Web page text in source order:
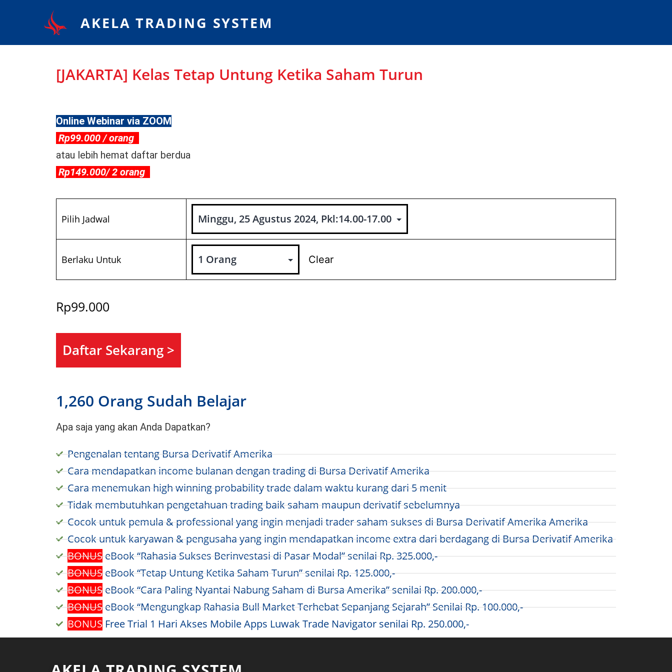
AKELA TRADING SYSTEM
[JAKARTA] Kelas Tetap Untung Ketika Saham Turun
Online Webinar via ZOOM
Rp99.000 / orang
atau lebih hemat daftar berdua
Rp149.000/ 2 orang
Pilih Jadwal
Berlaku Untuk Clear
Rp99.000
Daftar Sekarang >
1,260 Orang Sudah Belajar
Apa saja yang akan Anda Dapatkan?
Pengenalan tentang Bursa Derivatif Amerika
Cara mendapatkan income bulanan dengan trading di Bursa Derivatif Amerika
Cara menemukan high winning probability trade dalam waktu kurang dari 5 menit
Tidak membutuhkan pengetahuan trading baik saham maupun derivatif sebelumnya
Cocok untuk pemula & professional yang ingin menjadi trader saham sukses di Bursa Derivatif Amerika Amerika
Cocok untuk karyawan & pengusaha yang ingin mendapatkan income extra dari berdagang di Bursa Derivatif Amerika
BONUSeBook “Rahasia Sukses Berinvestasi di Pasar Modal” senilai Rp. 325.000,-
BONUSeBook “Tetap Untung Ketika Saham Turun” senilai Rp. 125.000,-
BONUSeBook “Cara Paling Nyantai Nabung Saham di Bursa Amerika” senilai Rp. 200.000,-
BONUSeBook “Mengungkap Rahasia Bull Market Terhebat Sepanjang Sejarah” Senilai Rp. 100.000,-
BONUS Free Trial 1 Hari Akses Mobile Apps Luwak Trade Navigator senilai Rp. 250.000,-